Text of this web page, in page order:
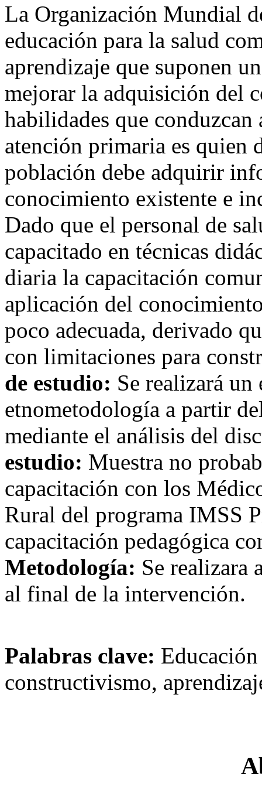
La Organización Mundial
educación para la salud
aprendizaje que suponen
mejorar la adquisición del
habilidades que
atención primaria es quien
población debe adquirir
conocimiento existente e
Dado que el personal de
capacitado en técnicas
diaria la capacitación
aplicación del
poco adecuada, derivado
con limitaciones para
de estudio: Se realizará
etnometodología a partir
mediante el análisis del
estudio: Muestra no
capacitación con los
Rural del programa IMSS
capacitación pedagógica
Metodología: Se realizara
al final de la intervención.
Palabras clave:
constructivismo,